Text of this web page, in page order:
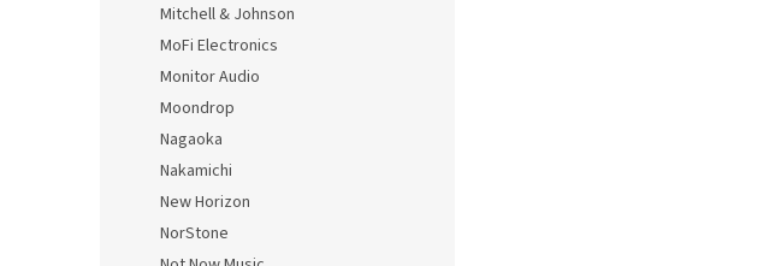
Mitchell & Johnson
MoFi Electronics
Monitor Audio
Moondrop
Nagaoka
Nakamichi
New Horizon
NorStone